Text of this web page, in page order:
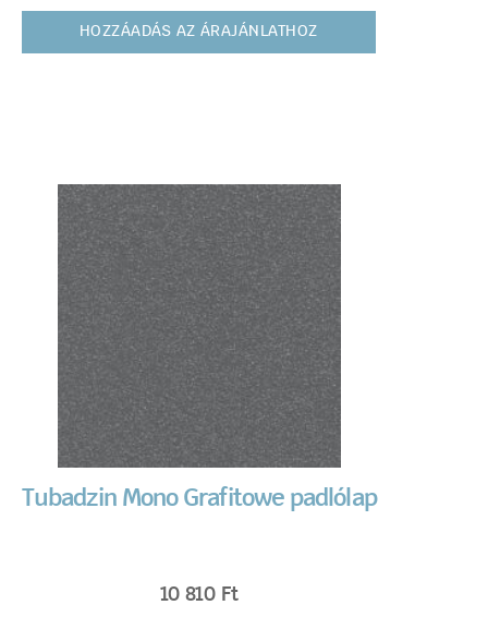
HOZZÁADÁS AZ ÁRAJÁNLATHOZ
Tubadzin Mono Grafitowe padlólap
10 810 Ft